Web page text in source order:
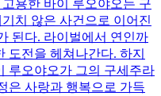
용한 바이 루오야오는 구
치 않은 사건으로 이어진
된다. 라이벌에서 연인까
도전을 헤쳐나간다. 하지
루오야오가 그의 구세주라
은 사랑과 행복으로 가득